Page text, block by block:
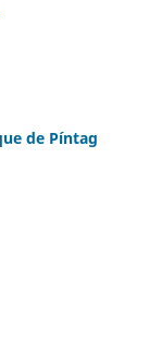
de Píntag